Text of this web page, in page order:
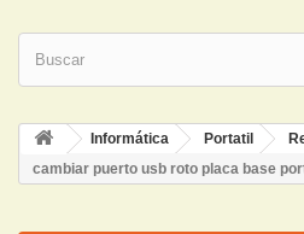
Informática Portatil
cambiar puerto usb roto placa base